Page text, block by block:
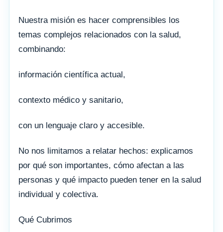
Nuestra misión es hacer comprensibles los
temas complejos relacionados con la salud,
combinando:
información científica actual,
contexto médico y sanitario,
con un lenguaje claro y accesible.
No nos limitamos a relatar hechos: explicamos
por qué son importantes, cómo afectan a las
personas y qué impacto pueden tener en la salud
individual y colectiva.
Qué Cubrimos